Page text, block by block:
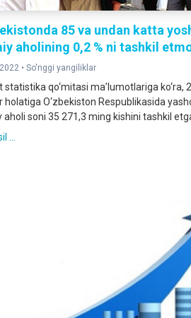
85 va undan katta
aholining 0,2 % ni tashkil
•So'nggi yangiliklar
statistika qo‘mitasi ma’lumotlariga ko‘ra,
holatiga O‘zbekiston Respublikasida
aholi soni 35 271,3 ming kishini tashkil
...